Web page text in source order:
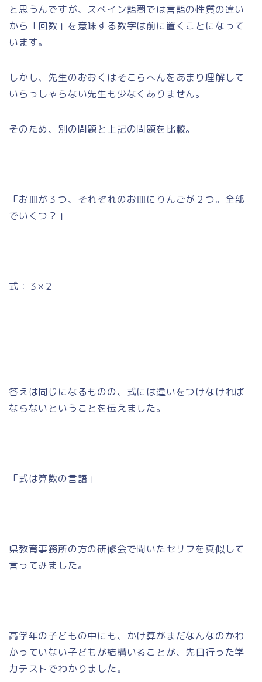
と思うんですが、スペイン語圏では言語の性質の違い
から「回数」を意味する数字は前に置くことになって
います。
しかし、先生のおおくはそこらへんをあまり理解して
いらっしゃらない先生も少なくありません。
そのため、別の問題と上記の問題を比較。
「お皿が３つ、それぞれのお皿にりんごが２つ。全部
でいくつ？」
式：３×２
答えは同じになるものの、式には違いをつけなければ
ならないということを伝えました。
「式は算数の言語」
県教育事務所の方の研修会で聞いたセリフを真似して
言ってみました。
高学年の子どもの中にも、かけ算がまだなんなのかわ
かっていない子どもが結構いることが、先日行った学
力テストでわかりました。